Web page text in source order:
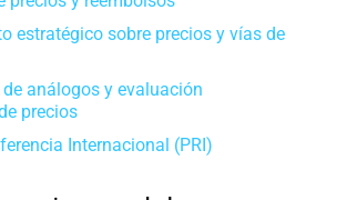
estratégico sobre precios y vías de
análogos y evaluación
precios
Internacional (PRI)